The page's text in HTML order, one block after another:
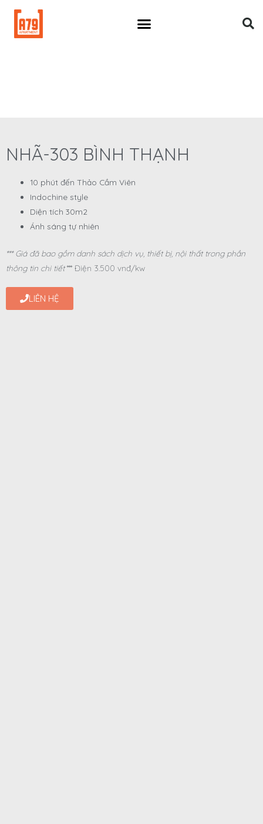
NHÃ-303 BÌNH THẠNH
10 phút đến Thảo Cầm Viên
Indochine style
Diện tích 30m2
Ánh sáng tự nhiên
*** Giá đã bao gồm danh sách dịch vụ, thiết bị, nội thất trong phần
thông tin chi tiết*** Điện 3.500 vnđ/kw
LIÊN HỆ